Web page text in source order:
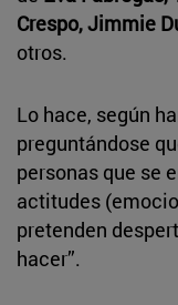
Crespo, Jimmie
otros.
Lo hace, según
preguntándose
personas que se
actitudes
pretenden
hacer”.